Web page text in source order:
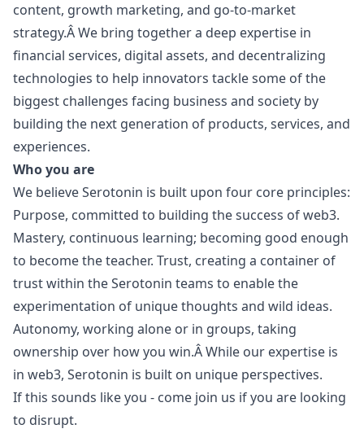
content, growth marketing, and go-to-market
strategy.Â We bring together a deep expertise in
financial services, digital assets, and decentralizing
technologies to help innovators tackle some of the
biggest challenges facing business and society by
building the next generation of products, services, and
experiences.
Who you are
We believe Serotonin is built upon four core principles:
Purpose, committed to building the success ofweb3.
Mastery, continuous learning; becoming good enough
to become the teacher. Trust, creating a container of
trust within the Serotonin teams to enable the
experimentation of unique thoughts and wild ideas.
Autonomy, working alone or in groups, taking
ownership over how you win.Â While our expertise is
in web3, Serotonin is built on unique perspectives.
If this sounds like you - come join us if you are looking
to disrupt.